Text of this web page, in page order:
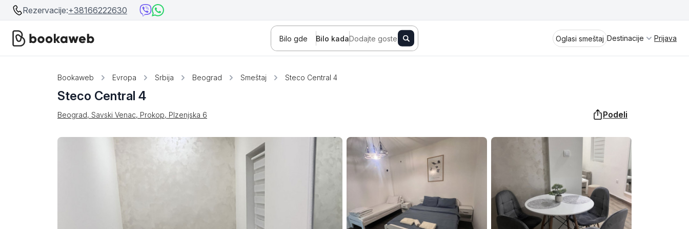
Rezervacije:+38166222630
Bilo gde Bilo kadaDodajte goste Oglasi smeštaj Destinacije
Bosna i Hercegovina
Crna Gora
Srbija
Beograd
Banja Koviljača Sokobanja Fruška gora Vrnjačka Banja
Banja Vrujci
Kragujevac Ždrelo
Bajina Bašta Jagodina Aranđelovac
Spremite se za virtuelno putovanje
kroz jednu od najlepših zemalja
Evrope i sveta. Uživaćete u prikazima
planinskih masiva poput Tare i Šar-
planine, ali i u ravničarskim predelima
prostrane Vojvodine. Istraživanje
tradicije i kulturnog dobra Srbije
otkriće vam pravu narav srpskog
Prijava
Bookaweb Evropa Srbija Beograd Smeštaj Steco Central 4
Steco Central 4
Beograd, Savski Venac, Prokop, Plzenjska 6 Podeli